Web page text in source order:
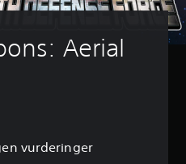
Aerial
vurderinger